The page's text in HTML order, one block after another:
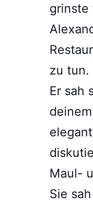
grinste
zu tun.
Er sah
Maul-
Sie